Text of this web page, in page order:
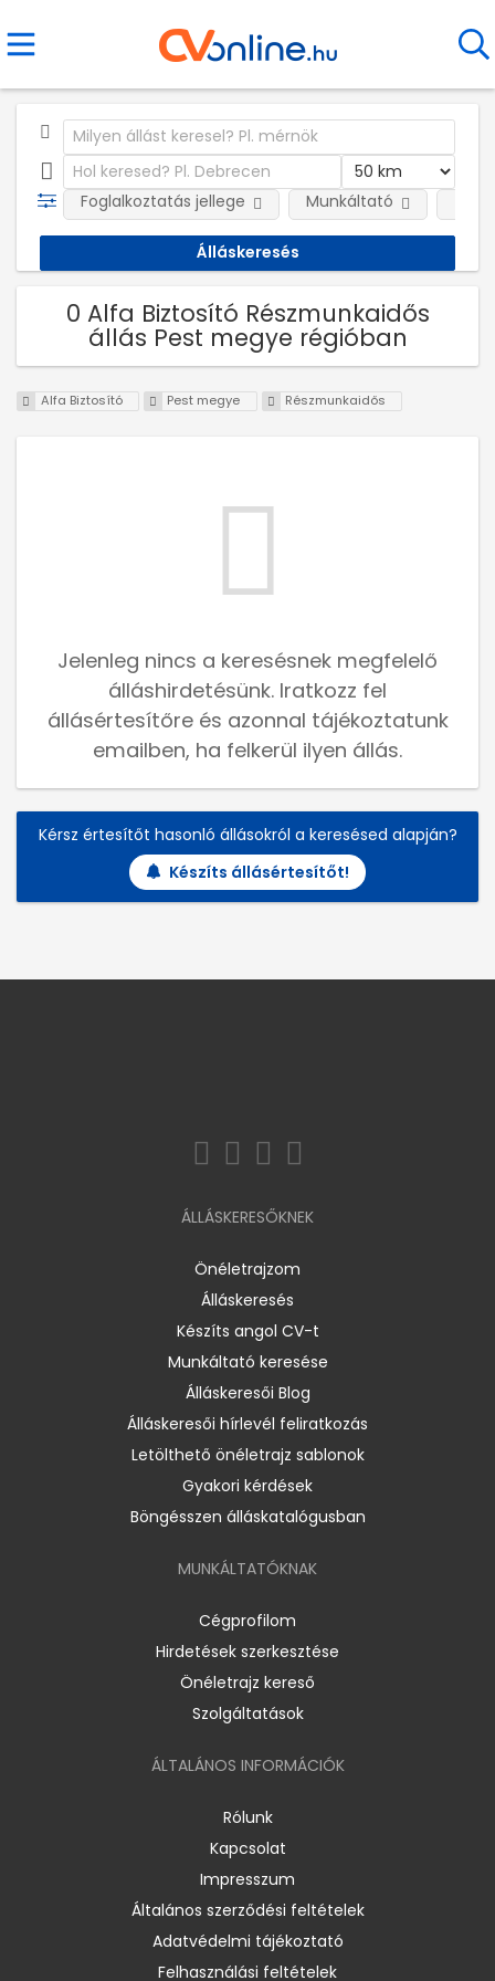
Foglalkoztatás jellege Munkáltató
0 Alfa Biztosító Részmunkaidős
állás Pest megye régióban
Alfa Biztosító Pest megye Részmunkaidős
Jelenleg nincs a keresésnek megfelelő
álláshirdetésünk. Iratkozz fel
állásértesítőre és azonnal tájékoztatunk
emailben, ha felkerül ilyen állás.
Kérsz értesítőt hasonló állásokról a keresésed alapján?
Készíts állásértesítőt!
ÁLLÁSKERESŐKNEK
Önéletrajzom
Álláskeresés
Készíts angol CV-t
Munkáltató keresése
Álláskeresői Blog
Álláskeresői hírlevél feliratkozás
Letölthető önéletrajz sablonok
Gyakori kérdések
Böngésszen álláskatalógusban
MUNKÁLTATÓKNAK
Cégprofilom
Hirdetések szerkesztése
Önéletrajz kereső
Szolgáltatások
ÁLTALÁNOS INFORMÁCIÓK
Rólunk
Kapcsolat
Impresszum
Általános szerződési feltételek
Adatvédelmi tájékoztató
Felhasználási feltételek